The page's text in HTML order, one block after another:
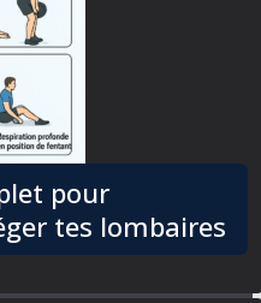
pour
tes lombaires